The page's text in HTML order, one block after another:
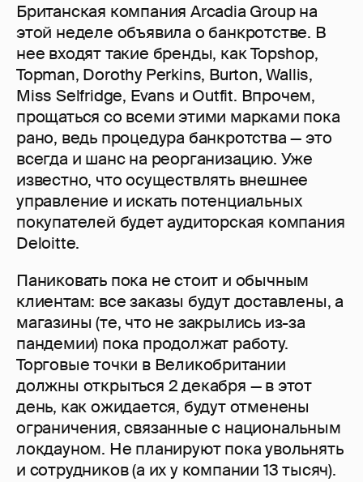
Британская компания Arcadia Group на
этой неделе объявила о банкротстве. В
нее входят такие бренды, как Topshop,
Topman, Dorothy Perkins, Burton, Wallis,
Miss Selfridge, Evans и Outfit. Впрочем,
прощаться со всеми этими марками пока
рано, ведь процедура банкротства — это
всегда и шанс на реорганизацию. Уже
известно, что осуществлять внешнее
управление и искать потенциальных
покупателей будет аудиторская компания
Deloitte.
Паниковать пока не стоит и обычным
клиентам: все заказы будут доставлены, а
магазины (те, что не закрылись из-за
пандемии) пока продолжат работу.
Торговые точки в Великобритании
должны открыться 2 декабря — в этот
день, как ожидается, будут отменены
ограничения, связанные с национальным
локдауном. Не планируют пока увольнять
и сотрудников (а их у компании 13 тысяч).